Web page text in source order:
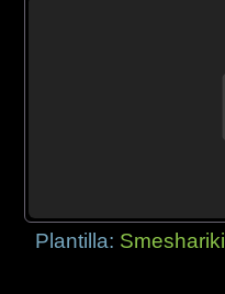
Plantilla: Smeshariki